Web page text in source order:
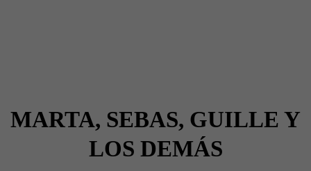
MARTA, SEBAS, GUILLE Y
LOS DEMÁS